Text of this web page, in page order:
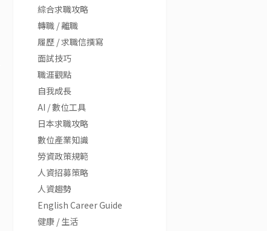
綜合求職攻略
轉職 / 離職
履歷 / 求職信撰寫
面試技巧
職涯觀點
自我成長
AI / 數位工具
日本求職攻略
數位產業知識
勞資政策規範
人資招募策略
人資趨勢
English Career Guide
健康 / 生活